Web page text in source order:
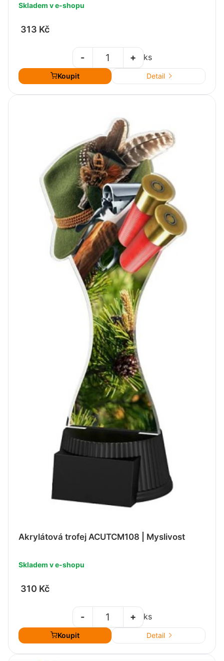
Skladem v e-shopu
313 Kč
+
- ks
Koupit Detail
Akrylátová trofej ACUTCM108 | Myslivost
Skladem v e-shopu
310 Kč
+
- ks
Koupit Detail